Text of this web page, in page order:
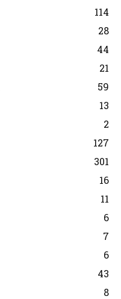
114
28
44
21
59
13
2
127
301
16
11
6
7
6
43
8